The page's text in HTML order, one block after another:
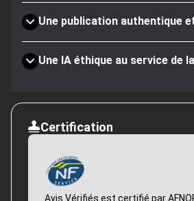
Une publication authentique
Une IA éthique au service de
Certification
Avis Vérifiés est certifié par